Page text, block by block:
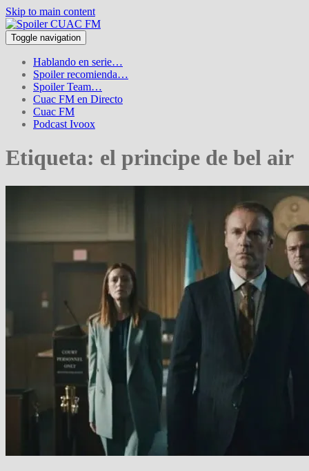
Skip to main content
Toggle navigation
Hablando en serie…
Spoiler recomienda…
Spoiler Team…
Cuac FM en Directo
Cuac FM
Podcast Ivoox
Etiqueta: el principe de bel air